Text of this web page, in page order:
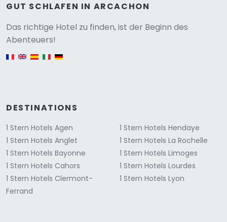
GUT SCHLAFEN IN ARCACHON
Das richtige Hotel zu finden, ist der Beginn des
Abenteuers!
DESTINATIONS
1 Stern Hotels Agen
1 Stern Hotels Anglet
1 Stern Hotels Bayonne
1 Stern Hotels Cahors
1 Stern Hotels Clermont-
Ferrand
1 Stern Hotels Hendaye
1 Stern Hotels La Rochelle
1 Stern Hotels Limoges
1 Stern Hotels Lourdes
1 Stern Hotels Lyon